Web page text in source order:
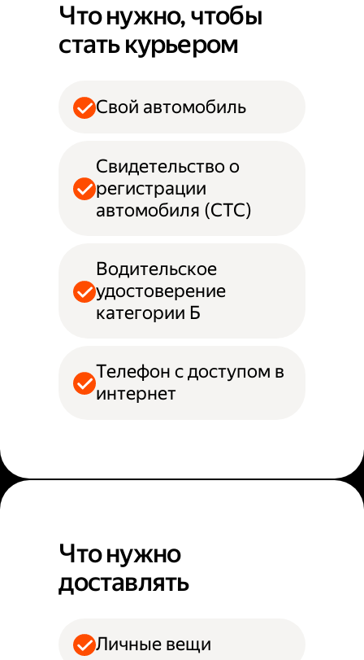
Что нужно, чтобы
стать курьером
Свой автомобиль
Свидетельство о
регистрации
автомобиля (СТС)
Водительское
удостоверение
категории Б
Телефон с доступом в
интернет
Что нужно
доставлять
Личные вещи